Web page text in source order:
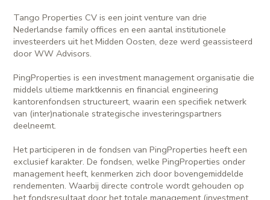
Tango Properties CV is een joint venture van drie
Nederlandse family offices en een aantal institutionele
investeerders uit het Midden Oosten, deze werd geassisteerd
door WW Advisors.
PingProperties is een investment management organisatie die
middels ultieme marktkennis en financial engineering
kantorenfondsen structureert, waarin een specifiek netwerk
van (inter)nationale strategische investeringspartners
deelneemt.
Het participeren in de fondsen van PingProperties heeft een
exclusief karakter. De fondsen, welke PingProperties onder
management heeft, kenmerken zich door bovengemiddelde
rendementen. Waarbij directe controle wordt gehouden op
het fondsresultaat door het totale management (investment,